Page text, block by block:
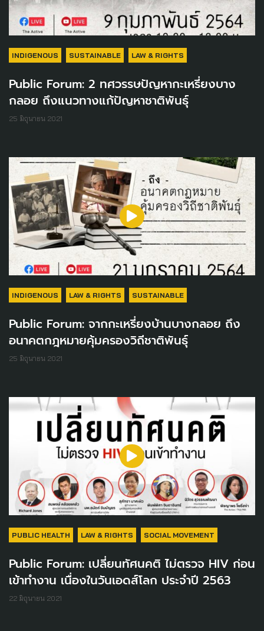
INDIGENOUS SUSTAINABLE LAW & RIGHTS
Public Forum: 2 ทศวรรษปัญหากะเหรี่ยงบาง
กลอย ถึงแนวทางแก้ปัญหาชาติพันธุ์
25 มิถุนายน 2021
INDIGENOUS LAW & RIGHTS SUSTAINABLE
Public Forum: จากกะเหรี่ยงบ้านบางกลอย ถึง
อนาคตกฎหมายคุ้มครองวิถีชาติพันธุ์
25 มิถุนายน 2021
PUBLIC HEALTH LAW & RIGHTS SOCIAL MOVEMENT
Public Forum: เปลี่ยนทัศนคติ ไม่ตรวจ HIV ก่อน
เข้าทำงาน เนื่องในวันเอดส์โลก ประจำปี 2563
22 มิถุนายน 2021